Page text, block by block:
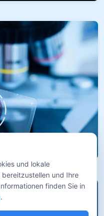
und lokale
und Ihre
finden Sie in
.